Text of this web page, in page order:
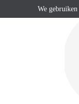
We gebruiken